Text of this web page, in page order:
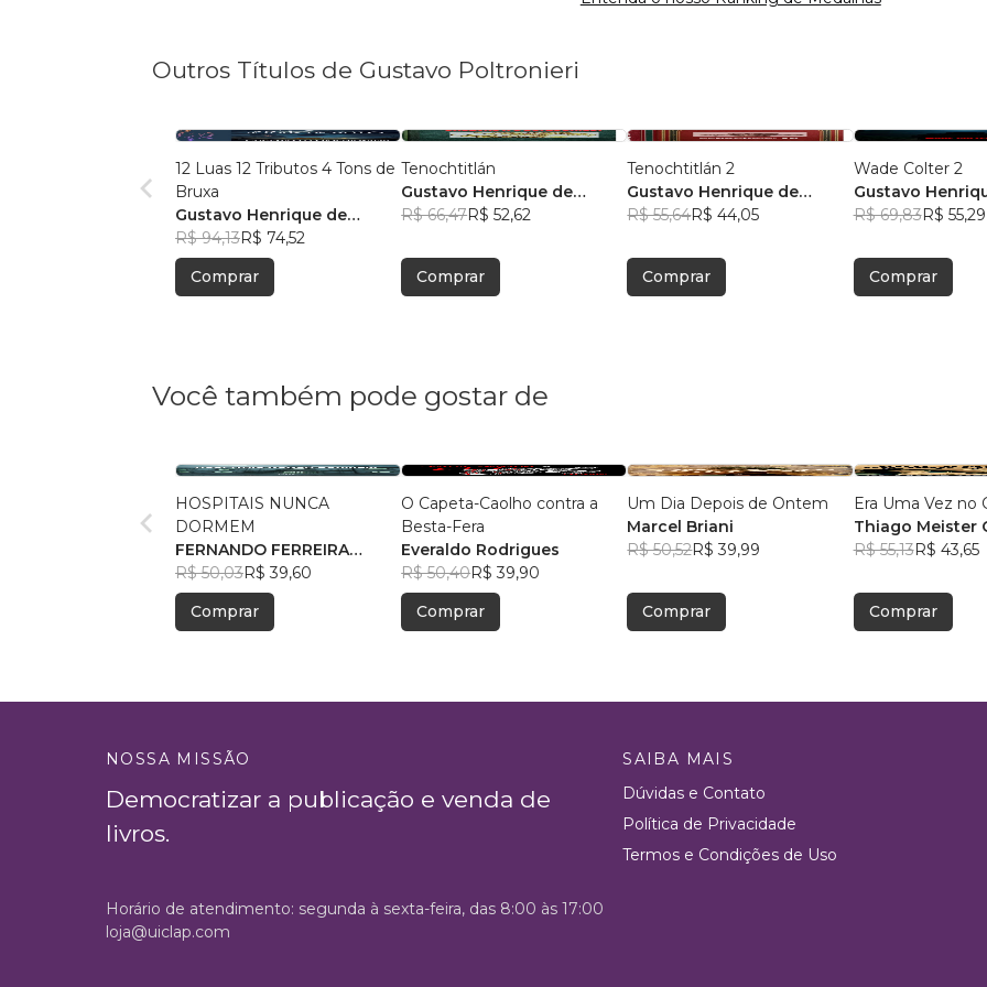
Outros Títulos de Gustavo Poltronieri
12 Luas 12 Tributos 4 Tons de
Bruxa
Gustavo Henrique de
Oliveira Poltronieri
R$ 94,13R$ 74,52
Comprar
Tenochtitlán
Gustavo Henrique de
Oliveira Poltronieri
R$ 66,47R$ 52,62
Comprar
Tenochtitlán 2
Gustavo Henrique de
Oliveira Poltronieri
R$ 55,64R$ 44,05
Comprar
Wade Colter 2
Gustavo
Oliveira
R$ 69,83R$ 55,29
Comprar
Você também pode gostar de
HOSPITAIS NUNCA
DORMEM
FERNANDO FERREIRA
BARATELLA
R$ 50,03R$ 39,60
Comprar
O Capeta-Caolho contra a
Besta-Fera
Everaldo Rodrigues
R$ 50,40R$ 39,90
Comprar
Um Dia Depois de Ontem
Marcel Briani
R$ 50,52R$ 39,99
Comprar
Era Uma Vez no
Thiago Meister
R$ 55,13R$ 43,65
Comprar
NOSSA MISSÃO
Democratizar a publicação e venda de
livros.
SAIBA MAIS
Dúvidas e Contato
Política de Privacidade
Termos e Condições de Uso
Horário de atendimento: segunda à sexta-feira, das 8:00 às 17:00
loja@uiclap.com